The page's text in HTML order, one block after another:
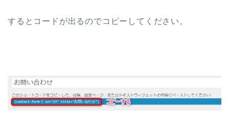
するとコードが出るのでコピーしてください。